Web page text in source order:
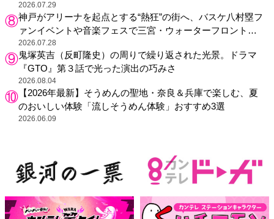
ェ」がリニューアル！
2026.07.29
神戸がアリーナを起点とする“熱狂”の街へ、バスケ八村塁フ
ァンイベントや音楽フェスで三宮・ウォーターフロントを
活性化
2026.07.28
鬼塚英吉（反町隆史）の周りで繰り返された光景。ドラマ
『GTO』第３話で光った演出の巧みさ
2026.08.04
【2026年最新】そうめんの聖地・奈良＆兵庫で楽しむ、夏
のおいしい体験「流しそうめん体験」おすすめ3選
2026.06.09